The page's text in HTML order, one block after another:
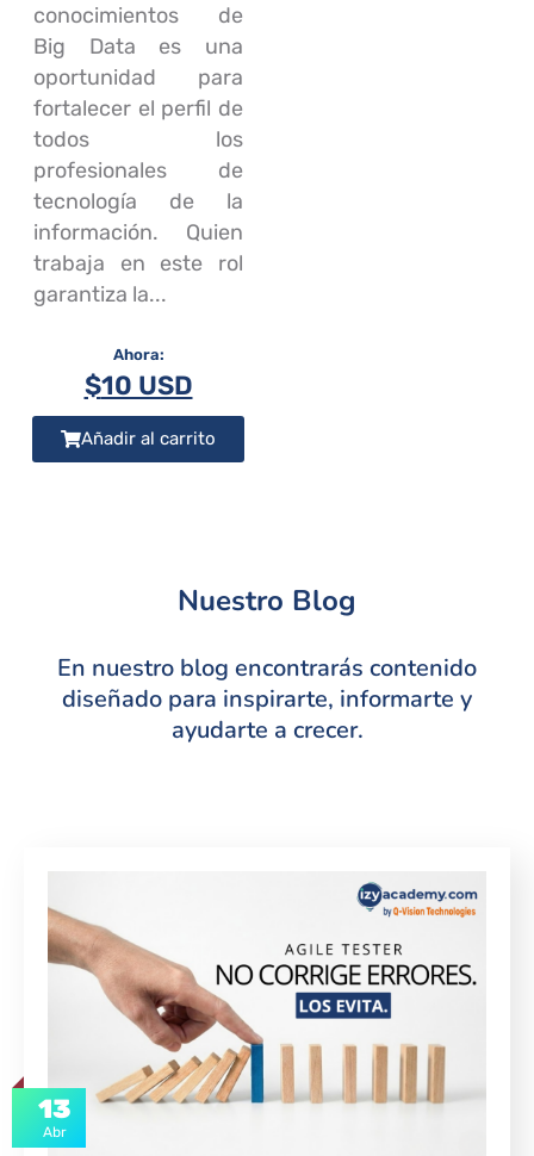
conocimientos de
Big Data es una
oportunidad para
fortalecer el perfil de
todos los
profesionales de
tecnología de la
información. Quien
trabaja en este rol
garantiza la...
$10 USD
Añadir al carrito
Nuestro Blog
En nuestro blog encontrarás contenido
diseñado para inspirarte, informarte y
ayudarte a crecer.
13
Abr